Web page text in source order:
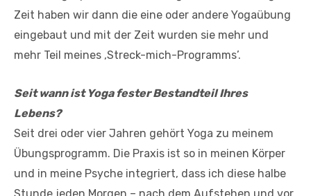
Zeit haben wir dann die eine oder andere Yogaübung
eingebaut und mit der Zeit wurden sie mehr und
mehr Teil meines ‚Streck-mich-Programms’.
Seit wann ist Yoga fester Bestandteil Ihres
Lebens?
Seit drei oder vier Jahren gehört Yoga zu meinem
Übungsprogramm. Die Praxis ist so in meinen Körper
und in meine Psyche integriert, dass ich diese halbe